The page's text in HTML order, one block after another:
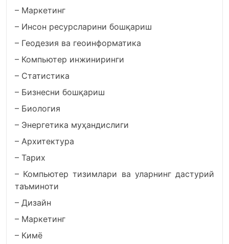
– Маркетинг
– Инсон ресурсларини бошқариш
– Геодезия ва геоинформатика
– Компьютер инжиниринги
– Статистика
– Бизнесни бошқариш
– Биология
– Энергетика муҳандислиги
– Архитектура
– Тарих
– Компьютер тизимлари ва уларнинг дастурий
таъминоти
– Дизайн
– Маркетинг
– Кимё